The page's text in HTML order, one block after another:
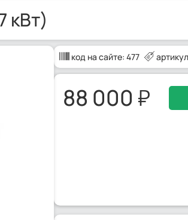
кВт)
код на сайте: 477
88 000